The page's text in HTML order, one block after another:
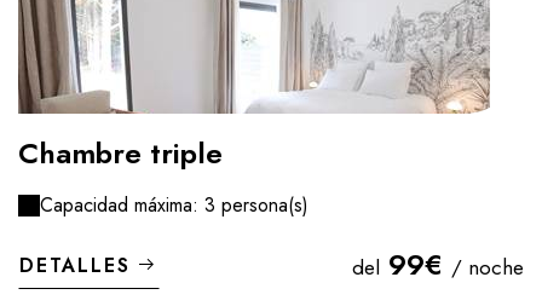
Chambre triple
Capacidad máxima: 3 persona(s)
DETALLES del 99€ / noche